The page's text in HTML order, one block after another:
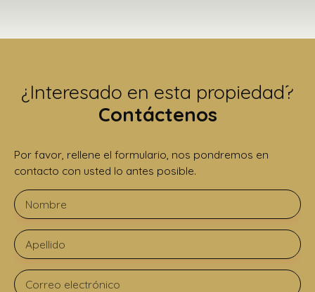
¿Interesado en esta propiedad?
Contáctenos
Por favor, rellene el formulario, nos pondremos en
contacto con usted lo antes posible.
Nombre
Apellido
Correo electrónico